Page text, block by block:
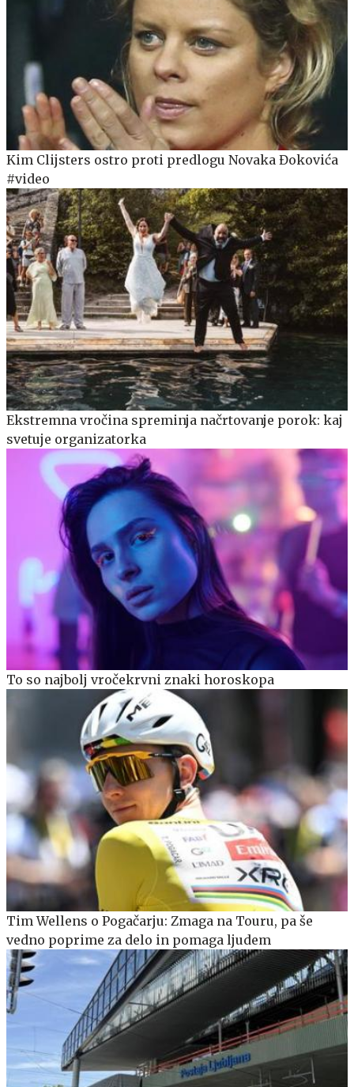
Kim Clijsters ostro proti predlogu Novaka Đokovića
#video
Ekstremna vročina spreminja načrtovanje porok: kaj
svetuje organizatorka
To so najbolj vročekrvni znaki horoskopa
Tim Wellens o Pogačarju: Zmaga na Touru, pa še
vedno poprime za delo in pomaga ljudem